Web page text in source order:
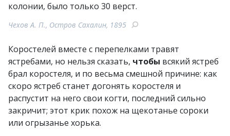
колонии, было только 30 верст.
Чехов А. П., Остров Сахалин, 1895
Коростелей вместе с перепелками травят
ястребами, но нельзя сказать, чтобы всякий ястреб
брал коростеля, и по весьма смешной причине: как
скоро ястреб станет догонять коростеля и
распустит на него свои когти, последний сильно
закричит; этот крик похож на щекотанье сороки
или огрызанье хорька.